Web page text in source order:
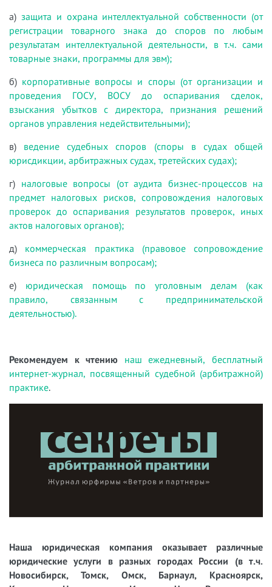
а) защита и охрана интеллектуальной собственности (от
регистрации товарного знака до споров по любым
результатам интеллектуальной деятельности, в т.ч. сами
товарные знаки, программы для эвм);
б) корпоративные вопросы и споры (от организации и
проведения ГОСУ, ВОСУ до оспаривания сделок,
взыскания убытков с директора, признания решений
органов управления недействительными);
в) ведение судебных споров (споры в судах общей
юрисдикции, арбитражных судах, третейских судах);
г) налоговые вопросы (от аудита бизнес-процессов на
предмет налоговых рисков, сопровождения налоговых
проверок до оспаривания результатов проверок, иных
актов налоговых органов);
д) коммерческая практика (правовое сопровождение
бизнеса по различным вопросам);
е) юридическая помощь по уголовным делам (как
правило, связанным с предпринимательской
деятельностью).
Рекомендуем к чтению наш ежедневный, бесплатный
интернет-журнал, посвященный судебной (арбитражной)
практике.
Наша юридическая компания оказывает различные
юридические услуги в разных городах России (в т.ч.
Новосибирск, Томск, Омск, Барнаул, Красноярск,